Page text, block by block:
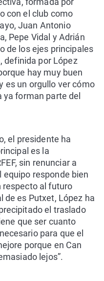
con el club como
Juan Antonio
Pepe Vidal y Adrián
de los ejes principales
definida por López
hay muy buen
es un orgullo ver cómo
forman parte del
el presidente ha
es la
sin renunciar a
responde bien
respecto al futuro
de es Putxet, López ha
el traslado
que ser cuanto
para que el
porque en Can
lejos”.